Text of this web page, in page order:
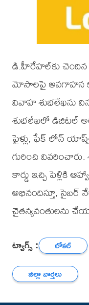
డి.హీరేహల్‌కు చెందిన
మోసాలపై అవగాహన
వివాహ శుభలేఖను
శుభలేఖలో డిజిటల్
ఫైళ్లు, ఫేక్ లోన్
గురించి
కార్డు ఇచ్చి పెళ్లికి
అభినందిస్తూ, సైబర్
చైతన్యవంతులను
ట్యాగ్స్ : లోకల్
జిల్లా వార్తలు